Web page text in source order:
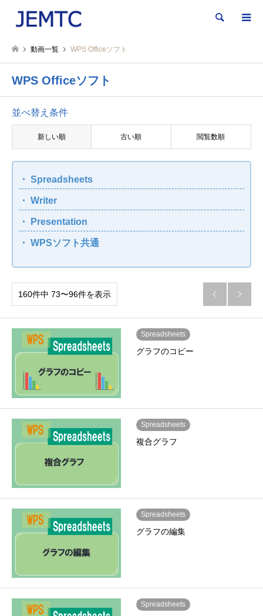
検索
動画一覧 WPS Officeソフト
WPS Officeソフト
並べ替え条件
新しい順 古い順 閲覧数順
Spreadsheets
Writer
Presentation
WPSソフト共通
160件中 73〜96件を表示  
Spreadsheets
グラフのコピー
Spreadsheets
複合グラフ
Spreadsheets
グラフの編集
Spreadsheets